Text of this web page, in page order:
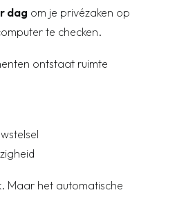
dag om je privézaken op
te checken.
ontstaat ruimte
Maar het automatische